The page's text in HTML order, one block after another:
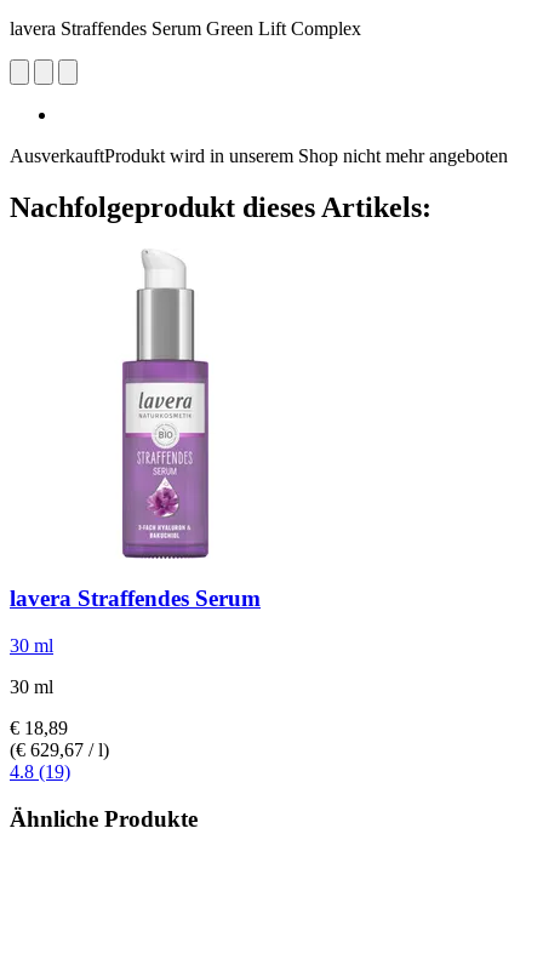
lavera Straffendes Serum Green Lift Complex
AusverkauftProdukt wird in unserem Shop nicht mehr angeboten
Nachfolgeprodukt dieses Artikels:
lavera Straffendes Serum
30 ml
30 ml
€ 18,89
(€ 629,67 / l)
4.8 (19)
Ähnliche Produkte